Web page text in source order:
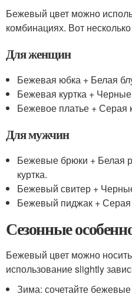
Бежевый цвет можно
комбинациях. Вот
Для женщин
Бежевая юбка + Белая
Бежевая куртка +
Бежевое платье + Серая
Для мужчин
Бежевые брюки + Белая
куртка.
Бежевый свитер +
Бежевый пиджак +
Сезонные
Бежевый цвет можно
использование slightly
Зима: сочетайте